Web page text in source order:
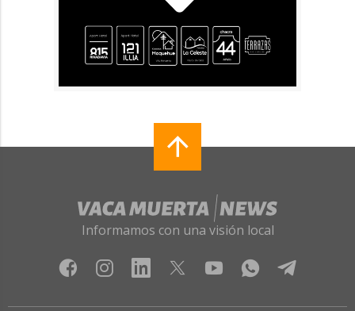
Informamos con una visión local